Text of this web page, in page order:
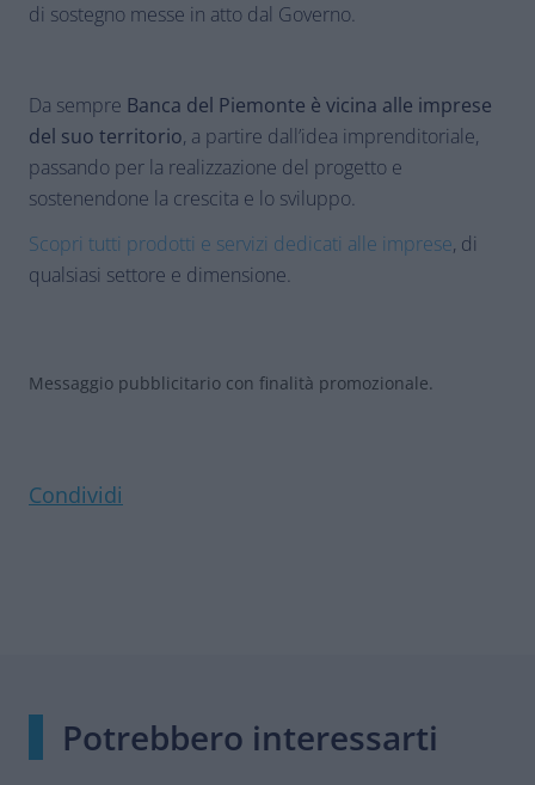
di sostegno messe in atto dal Governo.
Da sempre Banca del Piemonte è vicina alle imprese
del suo territorio, a partire dall’idea imprenditoriale,
passando per la realizzazione del progetto e
sostenendone la crescita e lo sviluppo.
Scopri tutti prodotti e servizi dedicati alle imprese, di
qualsiasi settore e dimensione.
Messaggio pubblicitario con finalità promozionale.
Condividi
Potrebbero interessarti